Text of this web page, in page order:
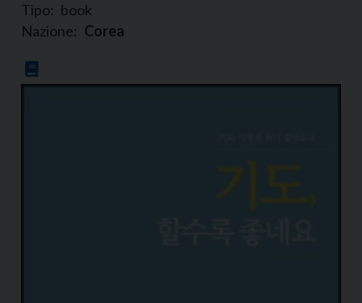
Tipo: book
Nazione: Corea